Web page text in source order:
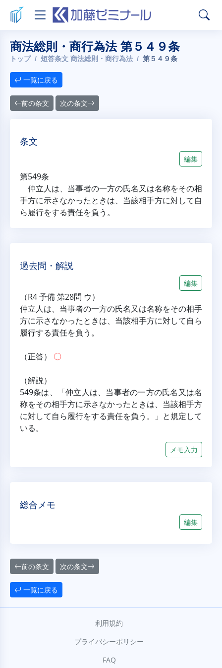
商法総則・商行為法 第５４９条
トップ 短答条文 商法総則・商行為法 第５４９条
一覧に戻る
前の条文 次の条文
条文
編集
第549条
仲立人は、当事者の一方の氏名又は名称をその相
手方に示さなかったときは、当該相手方に対して自
ら履行をする責任を負う。
過去問・解説
編集
（R4 予備 第28問 ウ）
仲立人は、当事者の一方の氏名又は名称をその相手
方に示さなかったときは、当該相手方に対して自ら
履行する責任を負う。
（正答） 〇
（解説）
549条は、「仲立人は、当事者の一方の氏名又は名
称をその相手方に示さなかったときは、当該相手方
に対して自ら履行をする責任を負う。」と規定して
いる。
メモ入力
総合メモ
編集
前の条文 次の条文
一覧に戻る
利用規約
プライバシーポリシー
FAQ